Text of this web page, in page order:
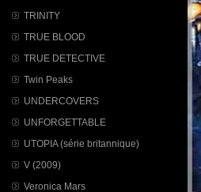
TRINITY
TRUE BLOOD
TRUE DETECTIVE
Twin Peaks
UNDERCOVERS
UNFORGETTABLE
UTOPIA (série britannique)
V (2009)
Veronica Mars